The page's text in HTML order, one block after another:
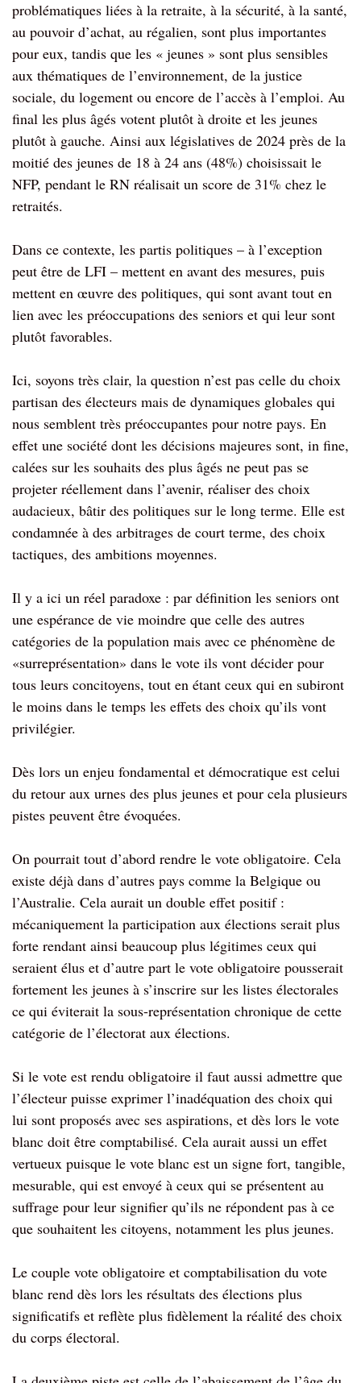
problématiques liées à la retraite, à la sécurité, à la santé,
au pouvoir d’achat, au régalien, sont plus importantes
pour eux, tandis que les « jeunes » sont plus sensibles
aux thématiques de l’environnement, de la justice
sociale, du logement ou encore de l’accès à l’emploi. Au
final les plus âgés votent plutôt à droite et les jeunes
plutôt à gauche. Ainsi aux législatives de 2024 près de la
moitié des jeunes de 18 à 24 ans (48%) choisissait le
NFP, pendant le RN réalisait un score de 31% chez le
retraités.
Dans ce contexte, les partis politiques – à l’exception
peut être de LFI – mettent en avant des mesures, puis
mettent en œuvre des politiques, qui sont avant tout en
lien avec les préoccupations des seniors et qui leur sont
plutôt favorables.
Ici, soyons très clair, la question n’est pas celle du choix
partisan des électeurs mais de dynamiques globales qui
nous semblent très préoccupantes pour notre pays. En
effet une société dont les décisions majeures sont, in fine,
calées sur les souhaits des plus âgés ne peut pas se
projeter réellement dans l’avenir, réaliser des choix
audacieux, bâtir des politiques sur le long terme. Elle est
condamnée à des arbitrages de court terme, des choix
tactiques, des ambitions moyennes.
Il y a ici un réel paradoxe : par définition les seniors ont
une espérance de vie moindre que celle des autres
catégories de la population mais avec ce phénomène de
«surreprésentation» dans le vote ils vont décider pour
tous leurs concitoyens, tout en étant ceux qui en subiront
le moins dans le temps les effets des choix qu’ils vont
privilégier.
Dès lors un enjeu fondamental et démocratique est celui
du retour aux urnes des plus jeunes et pour cela plusieurs
pistes peuvent être évoquées.
On pourrait tout d’abord rendre le vote obligatoire. Cela
existe déjà dans d’autres pays comme la Belgique ou
l’Australie. Cela aurait un double effet positif :
mécaniquement la participation aux élections serait plus
forte rendant ainsi beaucoup plus légitimes ceux qui
seraient élus et d’autre part le vote obligatoire pousserait
fortement les jeunes à s’inscrire sur les listes électorales
ce qui éviterait la sous-représentation chronique de cette
catégorie de l’électorat aux élections.
Si le vote est rendu obligatoire il faut aussi admettre que
l’électeur puisse exprimer l’inadéquation des choix qui
lui sont proposés avec ses aspirations, et dès lors le vote
blanc doit être comptabilisé. Cela aurait aussi un effet
vertueux puisque le vote blanc est un signe fort, tangible,
mesurable, qui est envoyé à ceux qui se présentent au
suffrage pour leur signifier qu’ils ne répondent pas à ce
que souhaitent les citoyens, notamment les plus jeunes.
Le couple vote obligatoire et comptabilisation du vote
blanc rend dès lors les résultats des élections plus
significatifs et reflète plus fidèlement la réalité des choix
du corps électoral.